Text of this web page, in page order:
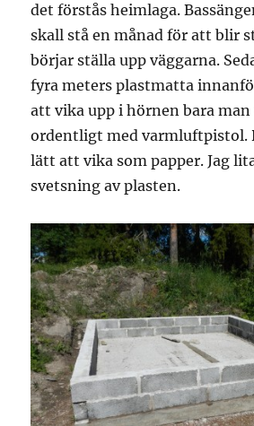
det förstås heimlaga.
skall stå en månad för att blir
börjar ställa upp väggarna.
fyra meters plastmatta
att vika upp i hörnen bara
ordentligt med varmluftpistol.
lätt att vika som papper. Jag
svetsning av plasten.